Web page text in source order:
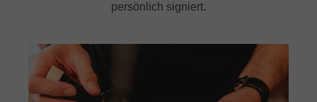
persönlich signiert.